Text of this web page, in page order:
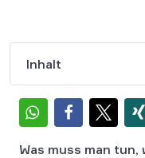
Inhalt
Was muss man